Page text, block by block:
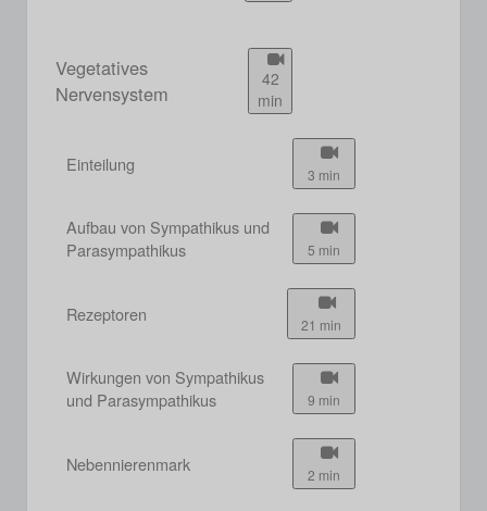
Vegetatives
Nervensystem
42
min
Einteilung 3 min
Aufbau von Sympathikus und
Parasympathikus
5 min
Rezeptoren 21 min
Wirkungen von Sympathikus
und Parasympathikus
9 min
Nebennierenmark 2 min